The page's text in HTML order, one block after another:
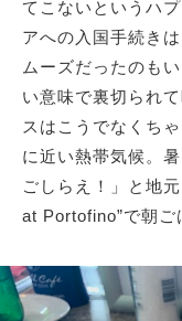
てこないというハ
アへの入国手続き
ムーズだったのも
い意味で裏切られ
スはこうでなくち
に近い熱帯気候。
ごしらえ！」と地
at Portofino”で朝ご